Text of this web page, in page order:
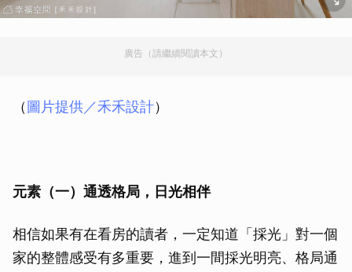
廣告（請繼續閱讀本文）
（ 圖片提供／禾禾設計）
元素（一）通透格局，日光相伴
相信如果有在看房的讀者，一定知道「採光」對一個
家的整體感受有多重要，進到一間採光明亮、格局通